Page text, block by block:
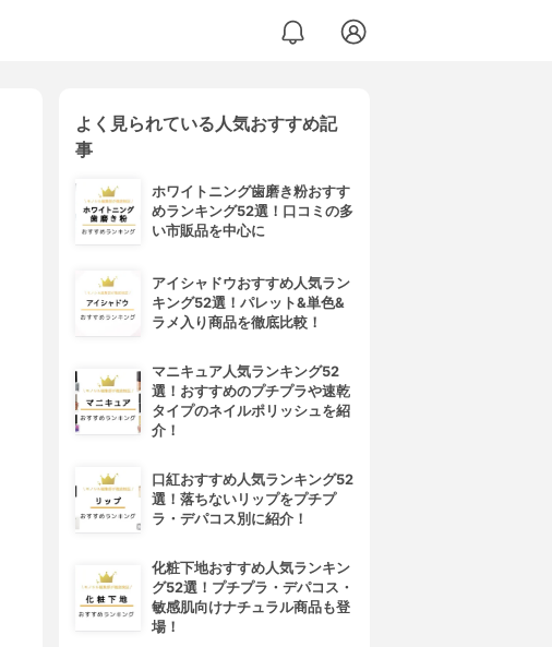
よく見られている人気おすすめ記
事
ホワイトニング歯磨き粉おすす
めランキング52選！口コミの多
い市販品を中心に
アイシャドウおすすめ人気ラン
キング52選！パレット&単色&
ラメ入り商品を徹底比較！
マニキュア人気ランキング52
選！おすすめのプチプラや速乾
タイプのネイルポリッシュを紹
介！
口紅おすすめ人気ランキング52
選！落ちないリップをプチプ
ラ・デパコス別に紹介！
化粧下地おすすめ人気ランキン
グ52選！プチプラ・デパコス・
敏感肌向けナチュラル商品も登
場！